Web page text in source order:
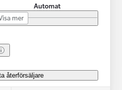
Automat
mer
återförsäljare